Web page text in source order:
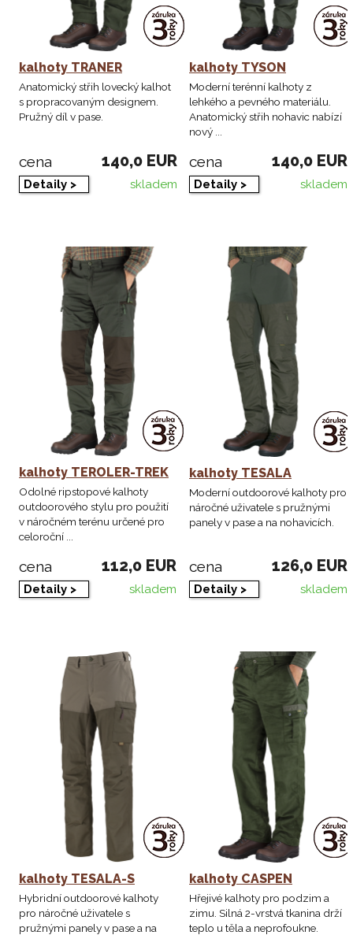
kalhoty TRANER
Anatomický střih lovecký kalhot
s propracovaným designem.
Pružný díl v pase.
cena 140,0 EUR
Detaily > skladem
kalhoty TYSON
Moderní terénní kalhoty z
lehkého a pevného materiálu.
Anatomický střih nohavic nabízí
nový ...
cena 140,0 EUR
Detaily > skladem
kalhoty TEROLER-TREK
Odolné ripstopové kalhoty
outdoorového stylu pro použití
v náročném terénu určené pro
celoroční ...
cena 112,0 EUR
Detaily > skladem
kalhoty TESALA
Moderní outdoorové kalhoty pro
náročné uživatele s pružnými
panely v pase a na nohavicích.
cena 126,0 EUR
Detaily > skladem
kalhoty TESALA-S
Hybridní outdoorové kalhoty
pro náročné uživatele s
pružnými panely v pase a na
kalhoty CASPEN
Hřejivé kalhoty pro podzim a
zimu. Silná 2-vrstvá tkanina drží
teplo u těla a neprofoukne.